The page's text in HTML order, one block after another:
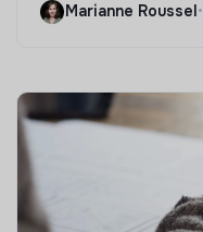
Marianne Roussel•